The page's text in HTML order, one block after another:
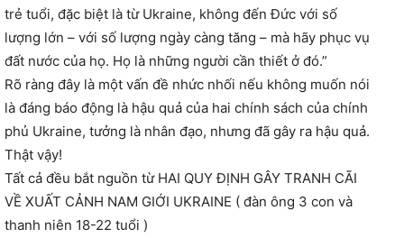
trẻ tuổi, đặc biệt là từ Ukraine, không đến Đức với số
lượng lớn – với số lượng ngày càng tăng – mà hãy phục vụ
đất nước của họ. Họ là những người cần thiết ở đó.”
Rõ ràng đây là một vấn đề nhức nhối nếu không muốn nói
là đáng báo động là hậu quả của hai chính sách của chính
phủ Ukraine, tưởng là nhân đạo, nhưng đã gây ra hậu quả.
Thật vậy!
Tất cả đều bắt nguồn từ HAI QUY ĐỊNH GÂY TRANH CÃI
VỀ XUẤT CẢNH NAM GIỚI UKRAINE ( đàn ông 3 con và
thanh niên 18-22 tuổi )